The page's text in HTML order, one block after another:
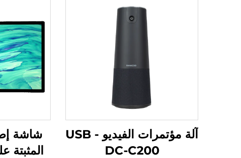
آلة مؤتمرات الفيديو USB -
DC-C200
شاشة